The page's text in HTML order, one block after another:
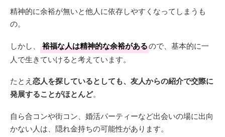
精神的に余裕が無いと他人に依存しやすくなってしまうも
の。
しかし、 裕福な人は精神的な余裕があるので、基本的に一
人で生きていけると考えています。
たとえ 恋人を探しているとしても、友人からの紹介で交際に
発展することがほとんど。
自ら合コンや街コン、婚活パーティーなど出会いの場に出向
かない人は、隠れ金持ちの可能性があります。